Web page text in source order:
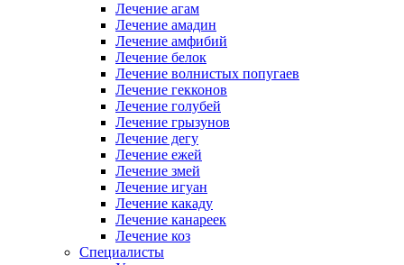
Лечение агам
Лечение амадин
Лечение амфибий
Лечение белок
Лечение волнистых попугаев
Лечение гекконов
Лечение голубей
Лечение грызунов
Лечение дегу
Лечение ежей
Лечение змей
Лечение игуан
Лечение какаду
Лечение канареек
Лечение коз
Специалисты